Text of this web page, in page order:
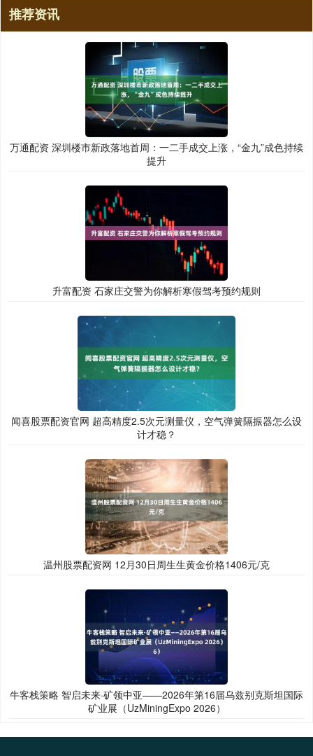
推荐资讯
万通配资 深圳楼市新政落地首周：一二手成交上涨，“金九”成色持续
提升
升富配资 石家庄交警为你解析寒假驾考预约规则
闻喜股票配资官网 超高精度2.5次元测量仪，空气弹簧隔振器怎么设
计才稳？
温州股票配资网 12月30日周生生黄金价格1406元/克
牛客栈策略 智启未来·矿领中亚——2026年第16届乌兹别克斯坦国际
矿业展（UzMiningExpo 2026）